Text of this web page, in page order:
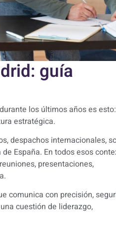
guía
los últimos años es
estratégica.
despachos internacionales,
España. En todos esos
presentaciones,
comunica con precisión,
cuestión de liderazgo,